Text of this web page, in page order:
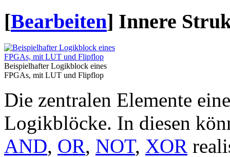
[Bearbeiten] Innere
Beispielhafter Logikblock eines
FPGAs, mit LUT und Flipflop
Die zentralen Elemente
Logikblöcke. In diesen
AND, OR, NOT, XOR